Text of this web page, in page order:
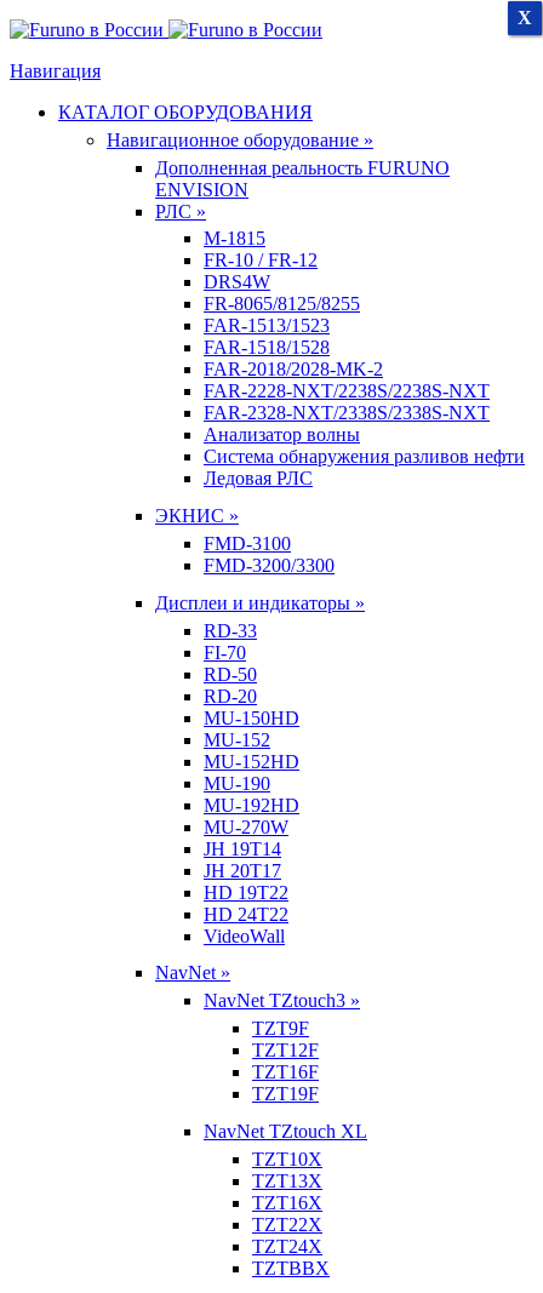
Навигация
КАТАЛОГ ОБОРУДОВАНИЯ
Навигационное оборудование »
Дополненная реальность FURUNO
ENVISION
РЛС »
M-1815
FR-10 / FR-12
DRS4W
FR-8065/8125/8255
FAR-1513/1523
FAR-1518/1528
FAR-2018/2028-MK-2
FAR-2228-NXT/2238S/2238S-NXT
FAR-2328-NXT/2338S/2338S-NXT
Анализатор волны
Система обнаружения разливов нефти
Ледовая РЛС
ЭКНИС »
FMD-3100
FMD-3200/3300
Дисплеи и индикаторы »
RD-33
FI-70
RD-50
RD-20
MU-150HD
MU-152
MU-152HD
MU-190
MU-192HD
MU-270W
JH 19T14
JH 20T17
HD 19T22
HD 24T22
VideoWall
NavNet »
NavNet TZtouch3 »
TZT9F
TZT12F
TZT16F
TZT19F
NavNet TZtouch XL
TZT10X
TZT13X
TZT16X
TZT22X
TZT24X
TZTBBX
X
X
X